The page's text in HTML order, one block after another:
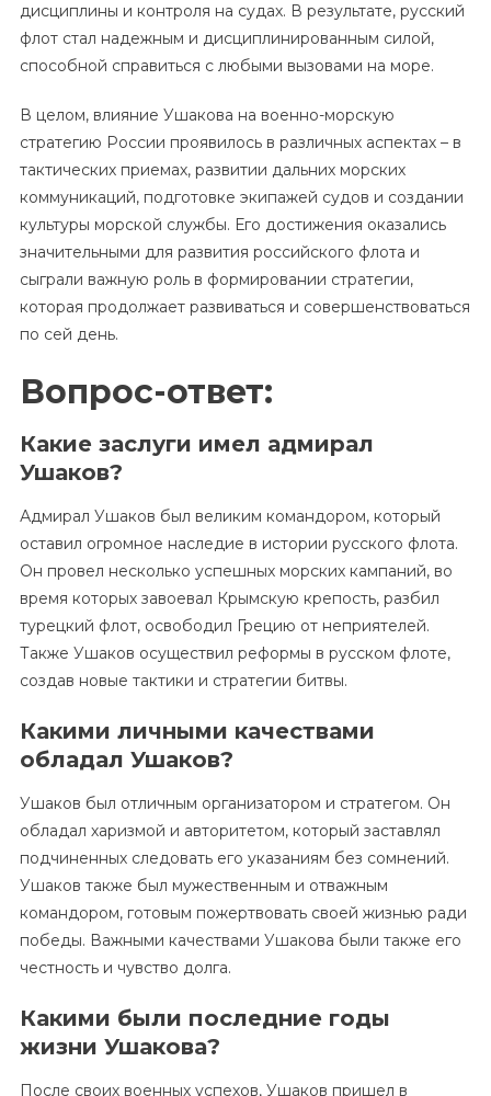
дисциплины и контроля на судах. В результате, русский
флот стал надежным и дисциплинированным силой,
способной справиться с любыми вызовами на море.
В целом, влияние Ушакова на военно-морскую
стратегию России проявилось в различных аспектах – в
тактических приемах, развитии дальних морских
коммуникаций, подготовке экипажей судов и создании
культуры морской службы. Его достижения оказались
значительными для развития российского флота и
сыграли важную роль в формировании стратегии,
которая продолжает развиваться и совершенствоваться
по сей день.
Вопрос-ответ:
Какие заслуги имел адмирал
Ушаков?
Адмирал Ушаков был великим командором, который
оставил огромное наследие в истории русского флота.
Он провел несколько успешных морских кампаний, во
время которых завоевал Крымскую крепость, разбил
турецкий флот, освободил Грецию от неприятелей.
Также Ушаков осуществил реформы в русском флоте,
создав новые тактики и стратегии битвы.
Какими личными качествами
обладал Ушаков?
Ушаков был отличным организатором и стратегом. Он
обладал харизмой и авторитетом, который заставлял
подчиненных следовать его указаниям без сомнений.
Ушаков также был мужественным и отважным
командором, готовым пожертвовать своей жизнью ради
победы. Важными качествами Ушакова были также его
честность и чувство долга.
Какими были последние годы
жизни Ушакова?
После своих военных успехов, Ушаков пришел в